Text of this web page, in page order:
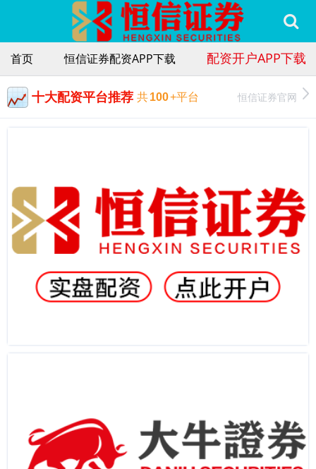
首页 恒信证券配资APP下载 配资开户APP下载
十大配资平台推荐 共100+平台 恒信证券官网